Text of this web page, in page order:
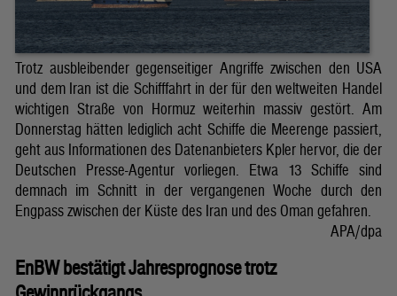
Trotz ausbleibender gegenseitiger Angriffe zwischen den USA
und dem Iran ist die Schifffahrt in der für den weltweiten Handel
wichtigen Straße von Hormuz weiterhin massiv gestört. Am
Donnerstag hätten lediglich acht Schiffe die Meerenge passiert,
geht aus Informationen des Datenanbieters Kpler hervor, die der
Deutschen Presse-Agentur vorliegen. Etwa 13 Schiffe sind
demnach im Schnitt in der vergangenen Woche durch den
Engpass zwischen der Küste des Iran und des Oman gefahren.
APA/dpa
EnBW bestätigt Jahresprognose trotz